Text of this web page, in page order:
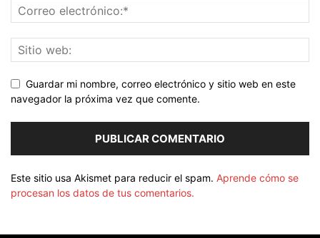
Guardar mi nombre, correo electrónico y sitio web en este
navegador la próxima vez que comente.
Este sitio usa Akismet para reducir el spam. Aprende cómo se
procesan los datos de tus comentarios.